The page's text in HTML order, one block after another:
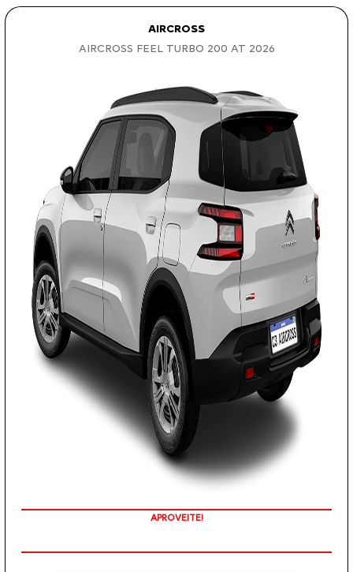
AIRCROSS
AIRCROSS FEEL TURBO 200 AT 2026
APROVEITE!